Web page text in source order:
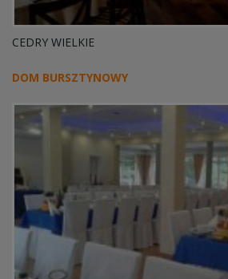
CEDRY WIELKIE
DOM BURSZTYNOWY